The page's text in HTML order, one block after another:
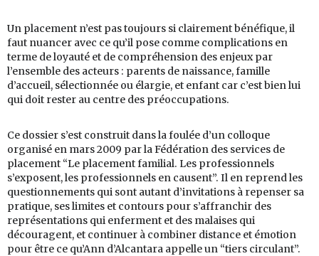
Un placement n’est pas toujours si clairement bénéfique, il
faut nuancer avec ce qu’il pose comme complications en
terme de loyauté et de compréhension des enjeux par
l’ensemble des acteurs : parents de naissance, famille
d’accueil, sélectionnée ou élargie, et enfant car c’est bien lui
qui doit rester au centre des préoccupations.
Ce dossier s’est construit dans la foulée d’un colloque
organisé en mars 2009 par la Fédération des services de
placement “Le placement familial. Les professionnels
s’exposent, les professionnels en causent”. Il en reprend les
questionnements qui sont autant d’invitations à repenser sa
pratique, ses limites et contours pour s’affranchir des
représentations qui enferment et des malaises qui
découragent, et continuer à combiner distance et émotion
pour être ce qu’Ann d’Alcantara appelle un “tiers circulant”.